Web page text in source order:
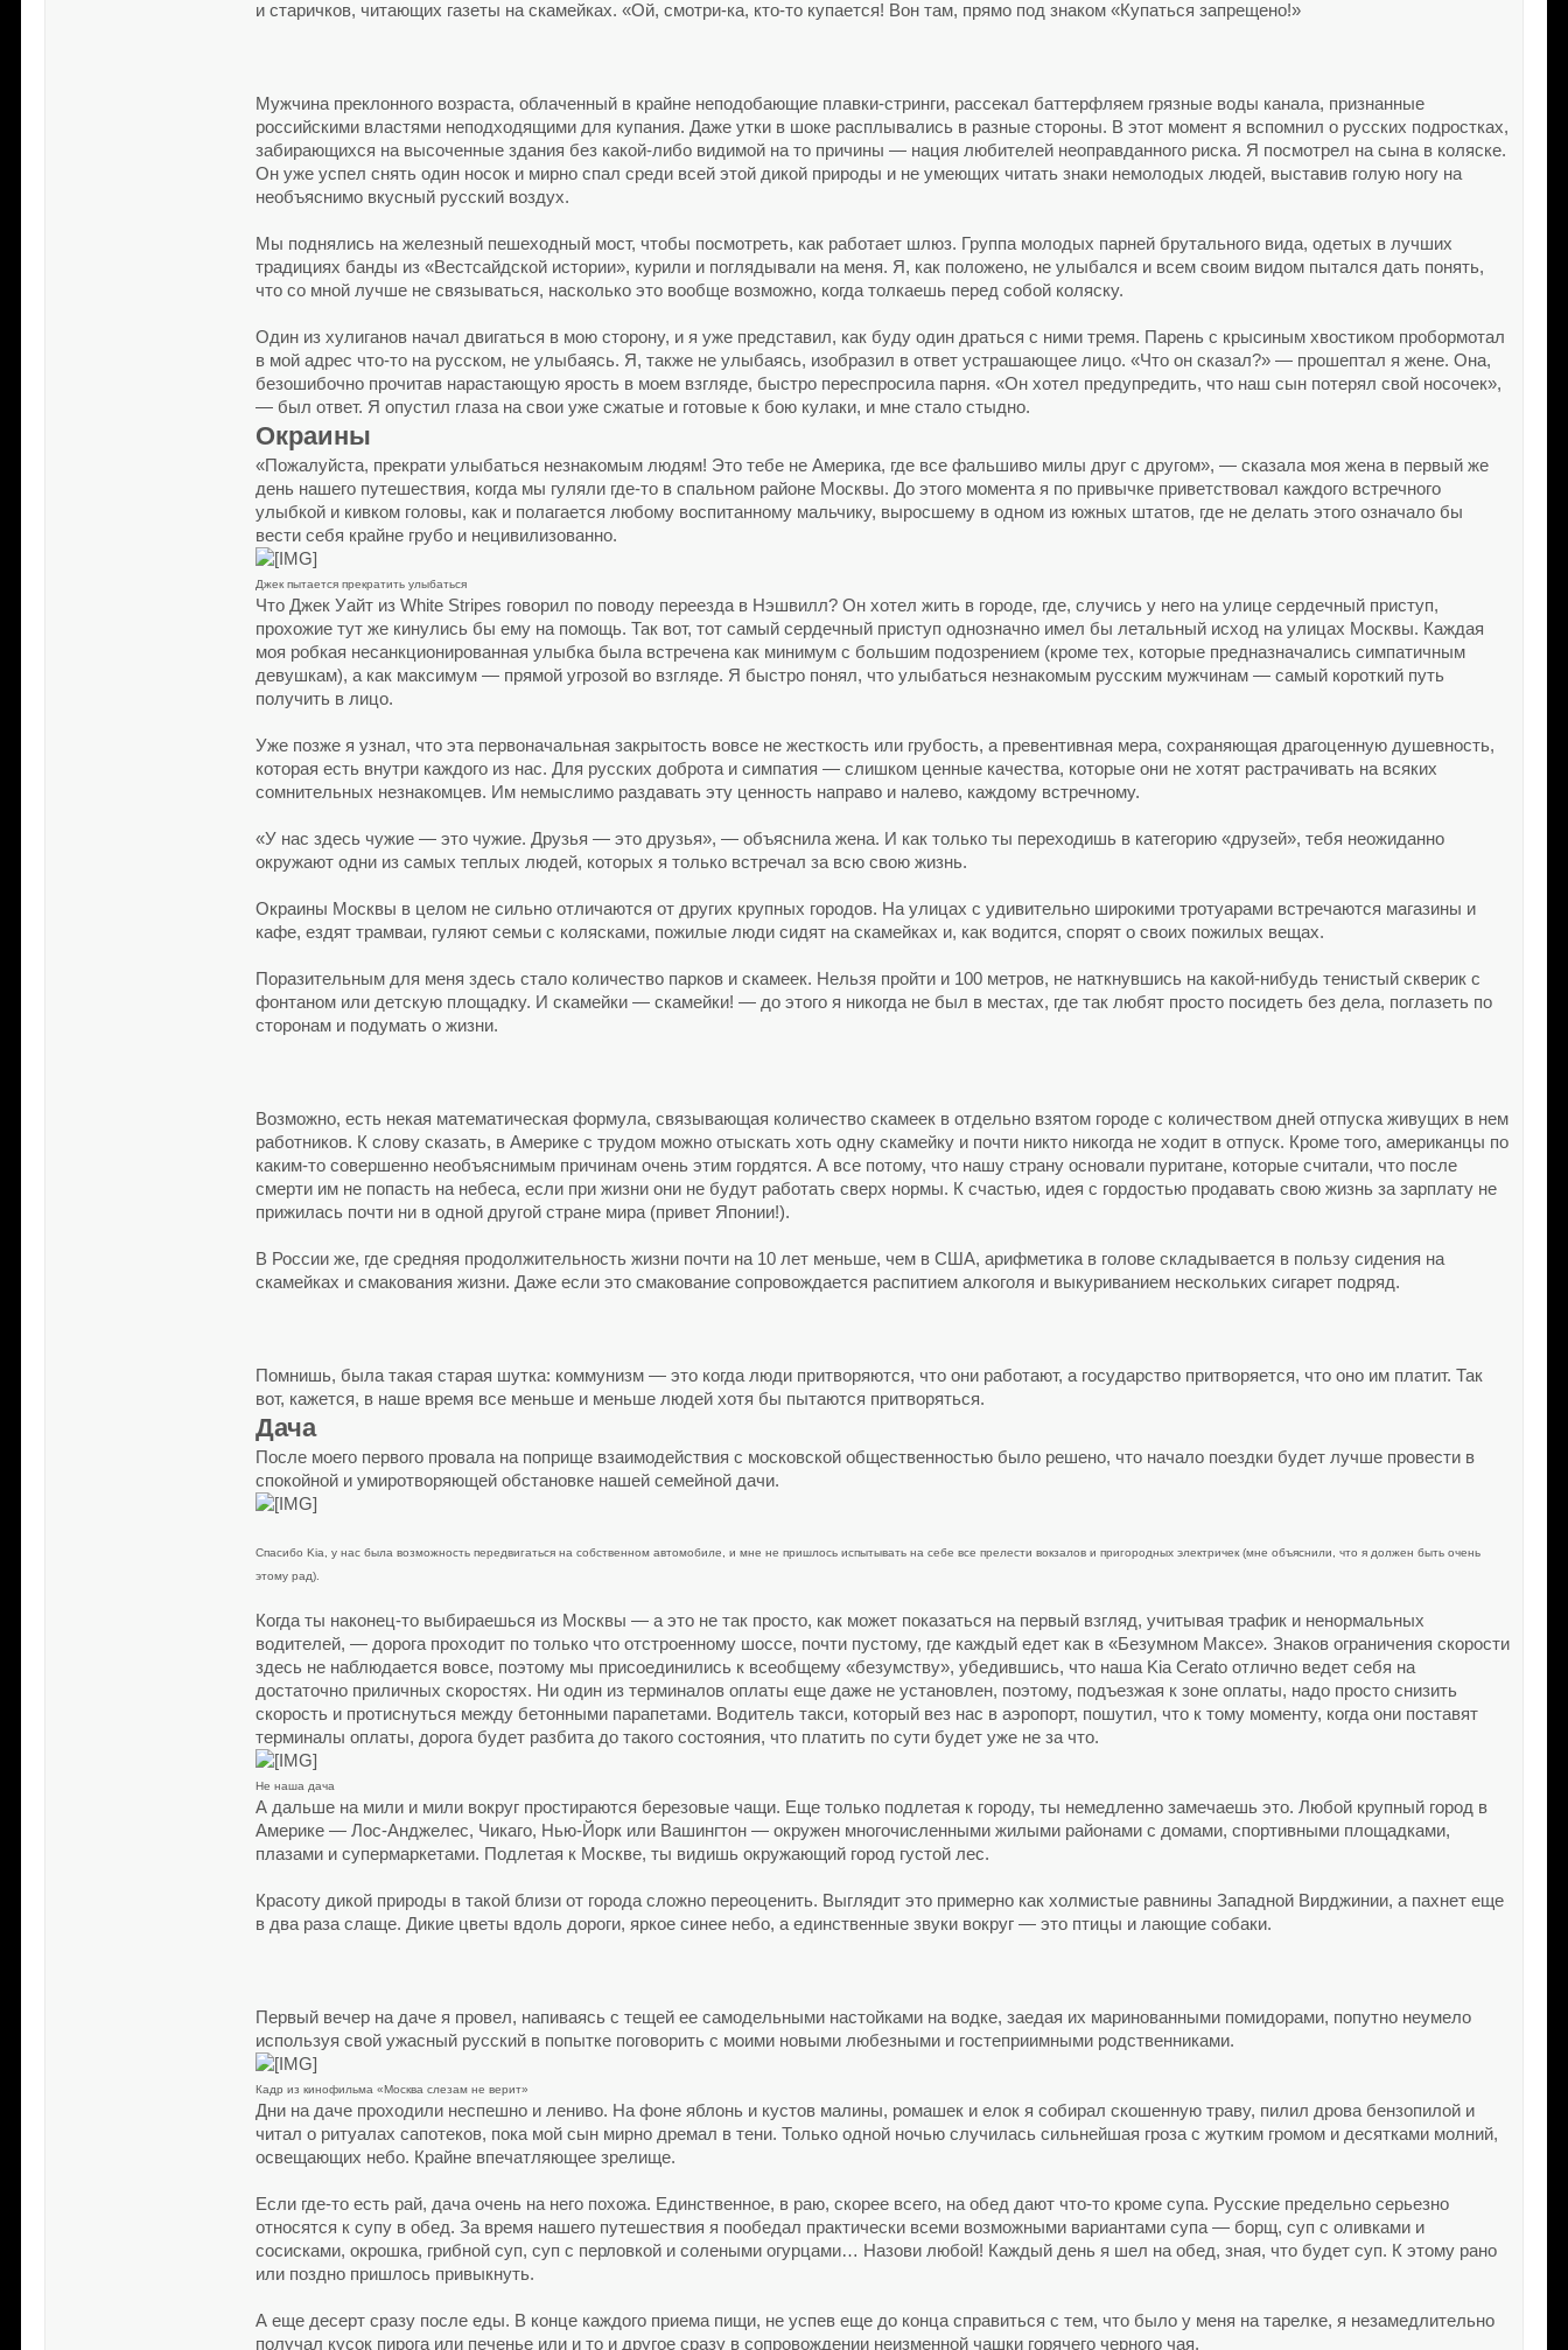
и старичков, читающих газеты на скамейках. «Ой, смотри-ка, кто-то купается! Вон там, прямо под знаком «Купаться запрещено!»
Мужчина преклонного возраста, облаченный в крайне неподобающие плавки-стринги, рассекал баттерфляем грязные воды канала, признанные
российскими властями неподходящими для купания. Даже утки в шоке расплывались в разные стороны. В этот момент я вспомнил о русских подростках,
забирающихся на высоченные здания без какой-либо видимой на то причины — нация любителей неоправданного риска. Я посмотрел на сына в коляске.
Он уже успел снять один носок и мирно спал среди всей этой дикой природы и не умеющих читать знаки немолодых людей, выставив голую ногу на
необъяснимо вкусный русский воздух.
Мы поднялись на железный пешеходный мост, чтобы посмотреть, как работает шлюз. Группа молодых парней брутального вида, одетых в лучших
традициях банды из «Вестсайдской истории», курили и поглядывали на меня. Я, как положено, не улыбался и всем своим видом пытался дать понять,
что со мной лучше не связываться, насколько это вообще возможно, когда толкаешь перед собой коляску.
Один из хулиганов начал двигаться в мою сторону, и я уже представил, как буду один драться с ними тремя. Парень с крысиным хвостиком пробормотал
в мой адрес что-то на русском, не улыбаясь. Я, также не улыбаясь, изобразил в ответ устрашающее лицо. «Что он сказал?» — прошептал я жене. Она,
безошибочно прочитав нарастающую ярость в моем взгляде, быстро переспросила парня. «Он хотел предупредить, что наш сын потерял свой носочек»,
— был ответ. Я опустил глаза на свои уже сжатые и готовые к бою кулаки, и мне стало стыдно.
Окраины
«Пожалуйста, прекрати улыбаться незнакомым людям! Это тебе не Америка, где все фальшиво милы друг с другом», — сказала моя жена в первый же
день нашего путешествия, когда мы гуляли где-то в спальном районе Москвы. До этого момента я по привычке приветствовал каждого встречного
улыбкой и кивком головы, как и полагается любому воспитанному мальчику, выросшему в одном из южных штатов, где не делать этого означало бы
вести себя крайне грубо и нецивилизованно.
Джек пытается прекратить улыбаться
Что Джек Уайт из White Stripes говорил по поводу переезда в Нэшвилл? Он хотел жить в городе, где, случись у него на улице сердечный приступ,
прохожие тут же кинулись бы ему на помощь. Так вот, тот самый сердечный приступ однозначно имел бы летальный исход на улицах Москвы. Каждая
моя робкая несанкционированная улыбка была встречена как минимум с большим подозрением (кроме тех, которые предназначались симпатичным
девушкам), а как максимум — прямой угрозой во взгляде. Я быстро понял, что улыбаться незнакомым русским мужчинам — самый короткий путь
получить в лицо.
Уже позже я узнал, что эта первоначальная закрытость вовсе не жесткость или грубость, а превентивная мера, сохраняющая драгоценную душевность,
которая есть внутри каждого из нас. Для русских доброта и симпатия — слишком ценные качества, которые они не хотят растрачивать на всяких
сомнительных незнакомцев. Им немыслимо раздавать эту ценность направо и налево, каждому встречному.
«У нас здесь чужие — это чужие. Друзья — это друзья», — объяснила жена. И как только ты переходишь в категорию «друзей», тебя неожиданно
окружают одни из самых теплых людей, которых я только встречал за всю свою жизнь.
Окраины Москвы в целом не сильно отличаются от других крупных городов. На улицах с удивительно широкими тротуарами встречаются магазины и
кафе, ездят трамваи, гуляют семьи с колясками, пожилые люди сидят на скамейках и, как водится, спорят о своих пожилых вещах.
Поразительным для меня здесь стало количество парков и скамеек. Нельзя пройти и 100 метров, не наткнувшись на какой-нибудь тенистый скверик с
фонтаном или детскую площадку. И скамейки — скамейки! — до этого я никогда не был в местах, где так любят просто посидеть без дела, поглазеть по
сторонам и подумать о жизни.
Возможно, есть некая математическая формула, связывающая количество скамеек в отдельно взятом городе с количеством дней отпуска живущих в нем
работников. К слову сказать, в Америке с трудом можно отыскать хоть одну скамейку и почти никто никогда не ходит в отпуск. Кроме того, американцы по
каким-то совершенно необъяснимым причинам очень этим гордятся. А все потому, что нашу страну основали пуритане, которые считали, что после
смерти им не попасть на небеса, если при жизни они не будут работать сверх нормы. К счастью, идея с гордостью продавать свою жизнь за зарплату не
прижилась почти ни в одной другой стране мира (привет Японии!).
В России же, где средняя продолжительность жизни почти на 10 лет меньше, чем в США, арифметика в голове складывается в пользу сидения на
скамейках и смакования жизни. Даже если это смакование сопровождается распитием алкоголя и выкуриванием нескольких сигарет подряд.
Помнишь, была такая старая шутка: коммунизм — это когда люди притворяются, что они работают, а государство притворяется, что оно им платит. Так
вот, кажется, в наше время все меньше и меньше людей хотя бы пытаются притворяться.
Дача
После моего первого провала на поприще взаимодействия с московской общественностью было решено, что начало поездки будет лучше провести в
спокойной и умиротворяющей обстановке нашей семейной дачи.
Спасибо Kia, у нас была возможность передвигаться на собственном автомобиле, и мне не пришлось испытывать на себе все прелести вокзалов и пригородных электричек (мне объяснили, что я должен быть очень
этому рад).
Когда ты наконец-то выбираешься из Москвы — а это не так просто, как может показаться на первый взгляд, учитывая трафик и ненормальных
водителей, — дорога проходит по только что отстроенному шоссе, почти пустому, где каждый едет как в «Безумном Максе». Знаков ограничения скорости
здесь не наблюдается вовсе, поэтому мы присоединились к всеобщему «безумству», убедившись, что наша Kia Cerato отлично ведет себя на
достаточно приличных скоростях. Ни один из терминалов оплаты еще даже не установлен, поэтому, подъезжая к зоне оплаты, надо просто снизить
скорость и протиснуться между бетонными парапетами. Водитель такси, который вез нас в аэропорт, пошутил, что к тому моменту, когда они поставят
терминалы оплаты, дорога будет разбита до такого состояния, что платить по сути будет уже не за что.
Не наша дача
А дальше на мили и мили вокруг простираются березовые чащи. Еще только подлетая к городу, ты немедленно замечаешь это. Любой крупный город в
Америке — Лос-Анджелес, Чикаго, Нью-Йорк или Вашингтон — окружен многочисленными жилыми районами с домами, спортивными площадками,
плазами и супермаркетами. Подлетая к Москве, ты видишь окружающий город густой лес.
Красоту дикой природы в такой близи от города сложно переоценить. Выглядит это примерно как холмистые равнины Западной Вирджинии, а пахнет еще
в два раза слаще. Дикие цветы вдоль дороги, яркое синее небо, а единственные звуки вокруг — это птицы и лающие собаки.
Первый вечер на даче я провел, напиваясь с тещей ее самодельными настойками на водке, заедая их маринованными помидорами, попутно неумело
используя свой ужасный русский в попытке поговорить с моими новыми любезными и гостеприимными родственниками.
Кадр из кинофильма «Москва слезам не верит»
Дни на даче проходили неспешно и лениво. На фоне яблонь и кустов малины, ромашек и елок я собирал скошенную траву, пилил дрова бензопилой и
читал о ритуалах сапотеков, пока мой сын мирно дремал в тени. Только одной ночью случилась сильнейшая гроза с жутким громом и десятками молний,
освещающих небо. Крайне впечатляющее зрелище.
Если где-то есть рай, дача очень на него похожа. Единственное, в раю, скорее всего, на обед дают что-то кроме супа. Русские предельно серьезно
относятся к супу в обед. За время нашего путешествия я пообедал практически всеми возможными вариантами супа — борщ, суп с оливками и
сосисками, окрошка, грибной суп, суп с перловкой и солеными огурцами… Назови любой! Каждый день я шел на обед, зная, что будет суп. К этому рано
или поздно пришлось привыкнуть.
А еще десерт сразу после еды. В конце каждого приема пищи, не успев еще до конца справиться с тем, что было у меня на тарелке, я незамедлительно
получал кусок пирога или печенье или и то и другое сразу в сопровождении неизменной чашки горячего черного чая.